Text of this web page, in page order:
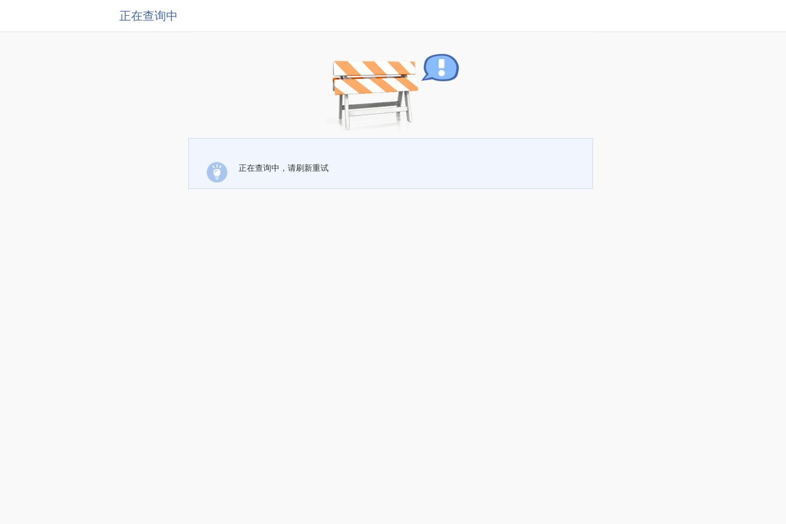
正在查询中
正在查询中，请刷新重试